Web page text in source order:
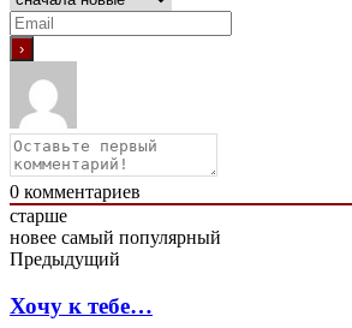
0 комментариев
старше
новее самый популярный
Предыдущий
Хочу к тебе…